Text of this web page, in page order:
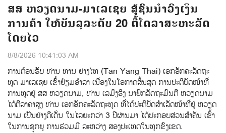
ສສ ຫວຽດນາມ-ມາເລເຊຍ ສູ້ຊົນນຳວົງເງິນ
ການຄ້າ ໃຫ້ບັນລຸລະດັບ 20 ຕື້ໂດລາສະຫະລັດ
ໂດຍໄວ
8/8/2026 10:41:03 AM
ການ​ຕ້ອນ​ຮັບ​ ທ່ານ ທານ ຢາງໄທ (Tan Yang Thai) ​ເອກ​ອັກ​ຄະ​ລັດ​ຖະ​
ທູດ ມາ​ເລ​ເຊຍ ເຂົ້າ​ຢ້ຽມ​ອຳ​ລາ​ ເນື່ອງ​ໃນ​ໂອ​ກາດ​ສິ້ນ​ສຸດ​ ການ​ປະ​ຕິ​ບັດ​ໜ້າ​ທີ່​
ການ​ທູດ​ຢູ່ ສສ ຫວຽດ​ນາມ, ທ່ານ​ ເລ​ມິ​ງ​ຮຶງ ນາ​ຍົກ​ລັດ​ຖະ​ມົນ​ຕີ ຫວຽດ​ນາມ
ໄດ້​ຕີ​ລາ​ຄາ​ສູງ​ ທ່ານ ເອກ​ອັກ​ຄະ​ລັດ​ຖະ​ທູດ ທີ່​ໄດ້​ປະ​ຕິ​ບັດ​ສຳ​ເລັດ​ໜ້າ​ທີ່​ຢູ່ ຫວຽດ​
ນາມ​ ເປັນ​ຢ່າງ​ດີເດັ່ນ ໃນ​ໄລ​ຍະ​ກວ່າ 3 ປີ​ຜ່ານ​ມາ ໄດ້​ປະ​ກອບ​ສ່ວນ​ສຳ​ຄັນ ​ເຂົ້າ
ໃນ​ການ​ຊຸກ​ຍູ​ ການ​ຮ່ວມ​ມື​ ລະ​ຫວ່າງ ​ສອງ​ປະ​ເທດ​ໃນ​ທຸກ​ຂົງ​ເຂດ.